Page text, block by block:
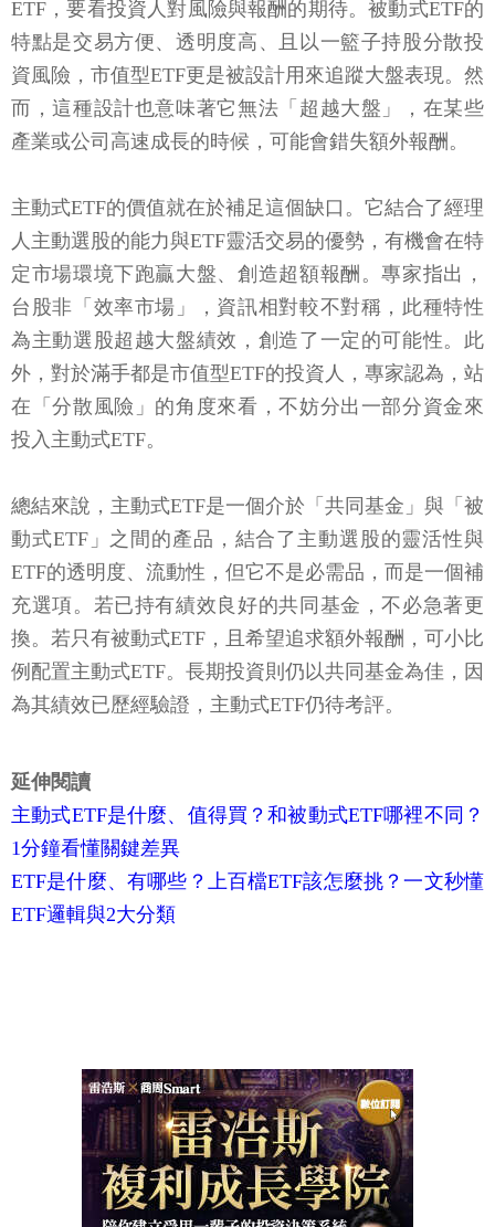
ETF，要看投資人對風險與報酬的期待。被動式ETF的
特點是交易方便、透明度高、且以一籃子持股分散投
資風險，市值型ETF更是被設計用來追蹤大盤表現。然
而，這種設計也意味著它無法「超越大盤」，在某些
產業或公司高速成長的時候，可能會錯失額外報酬。
主動式ETF的價值就在於補足這個缺口。它結合了經理
人主動選股的能力與ETF靈活交易的優勢，有機會在特
定市場環境下跑贏大盤、創造超額報酬。專家指出，
台股非「效率市場」，資訊相對較不對稱，此種特性
為主動選股超越大盤績效，創造了一定的可能性。此
外，對於滿手都是市值型ETF的投資人，專家認為，站
在「分散風險」的角度來看，不妨分出一部分資金來
投入主動式ETF。
總結來說，主動式ETF是一個介於「共同基金」與「被
動式ETF」之間的產品，結合了主動選股的靈活性與
ETF的透明度、流動性，但它不是必需品，而是一個補
充選項。若已持有績效良好的共同基金，不必急著更
換。若只有被動式ETF，且希望追求額外報酬，可小比
例配置主動式ETF。長期投資則仍以共同基金為佳，因
為其績效已歷經驗證，主動式ETF仍待考評。
延伸閱讀
主動式ETF是什麼、值得買？和被動式ETF哪裡不同？
1分鐘看懂關鍵差異
ETF是什麼、有哪些？上百檔ETF該怎麼挑？一文秒懂
ETF邏輯與2大分類